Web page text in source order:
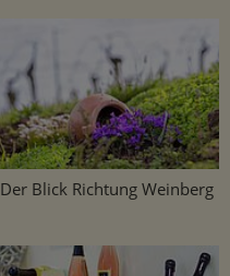
Der Blick Richtung Weinberg